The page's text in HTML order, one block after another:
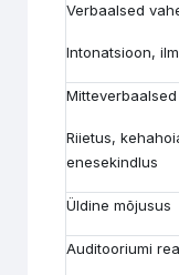
Verbaalsed
Intonatsioon,
Riietus,
enesekindlus
Üldine mõjusus
Auditooriumi